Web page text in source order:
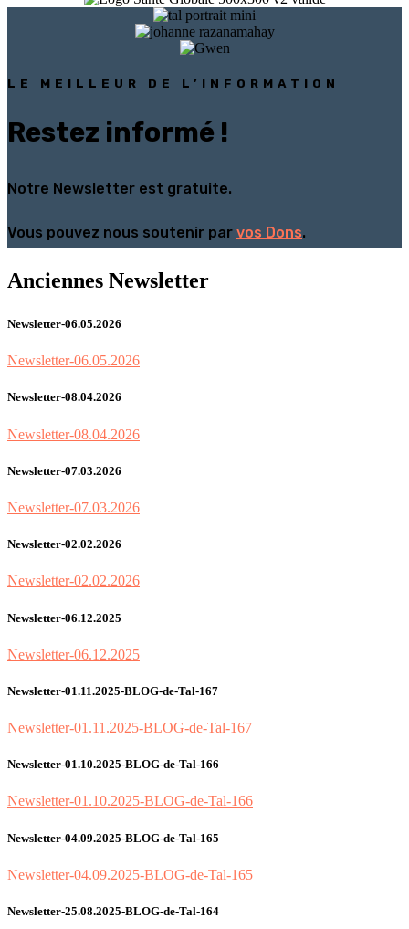
LE MEILLEUR DE L’INFORMATION
Restez informé !
Notre Newsletter est gratuite.
Vous pouvez nous soutenir par vos Dons.
Anciennes Newsletter
Newsletter-06.05.2026
Newsletter-06.05.2026
Newsletter-08.04.2026
Newsletter-08.04.2026
Newsletter-07.03.2026
Newsletter-07.03.2026
Newsletter-02.02.2026
Newsletter-02.02.2026
Newsletter-06.12.2025
Newsletter-06.12.2025
Newsletter-01.11.2025-BLOG-de-Tal-167
Newsletter-01.11.2025-BLOG-de-Tal-167
Newsletter-01.10.2025-BLOG-de-Tal-166
Newsletter-01.10.2025-BLOG-de-Tal-166
Newsletter-04.09.2025-BLOG-de-Tal-165
Newsletter-04.09.2025-BLOG-de-Tal-165
Newsletter-25.08.2025-BLOG-de-Tal-164